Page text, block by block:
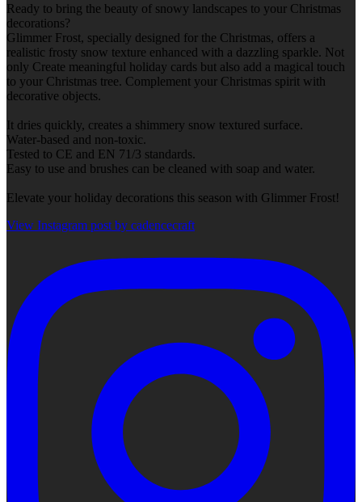
Ready to bring the beauty of snowy landscapes to your Christmas
decorations?
Glimmer Frost, specially designed for the Christmas, offers a
realistic frosty snow texture enhanced with a dazzling sparkle. Not
only Create meaningful holiday cards but also add a magical touch
to your Christmas tree. Complement your Christmas spirit with
decorative objects.
It dries quickly, creates a shimmery snow textured surface.
Water-based and non-toxic.
Tested to CE and EN 71/3 standards.
Easy to use and brushes can be cleaned with soap and water.
Elevate your holiday decorations this season with Glimmer Frost!
View Instagram post by cadencecraft